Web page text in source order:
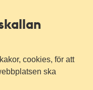
cookies, för att
ska